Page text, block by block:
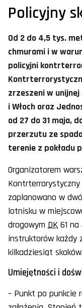
Policyjny
Od 2 do 4,5 tys.
chmurami i w
policyjni
zrzeszeni w unijnej
i Włoch oraz
od 27 do 31 maja,
przerzutu ze
terenie z pokładu
Organizatorem
Kontrterrorystyczny
zaplanowano w
lotnisku w
drogowym DK 61
instruktorów każdy
kilkadziesiąt skoków.
Umiejętności i
– Punkt po punkcie